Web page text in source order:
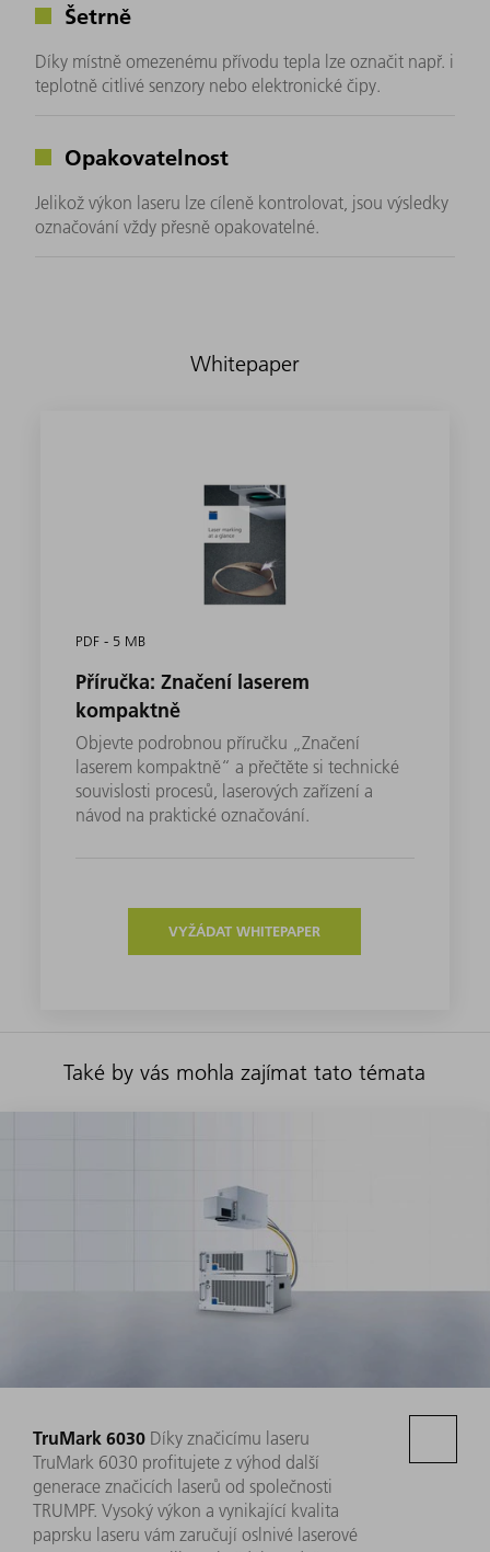
Šetrně
Díky místně omezenému přívodu tepla lze označit např. i
teplotně citlivé senzory nebo elektronické čipy.
Opakovatelnost
Jelikož výkon laseru lze cíleně kontrolovat, jsou výsledky
označování vždy přesně opakovatelné.
Whitepaper
PDF - 5 MB
Příručka: Značení laserem
kompaktně
Objevte podrobnou příručku „Značení
laserem kompaktně“ a přečtěte si technické
souvislosti procesů, laserových zařízení a
návod na praktické označování.
VYŽÁDAT WHITEPAPER
Také by vás mohla zajímat tato témata
TruMark 6030 Díky značicímu laseru
TruMark 6030 profitujete z výhod další
generace značicích laserů od společnosti
TRUMPF. Vysoký výkon a vynikající kvalita
paprsku laseru vám zaručují oslnivé laserové